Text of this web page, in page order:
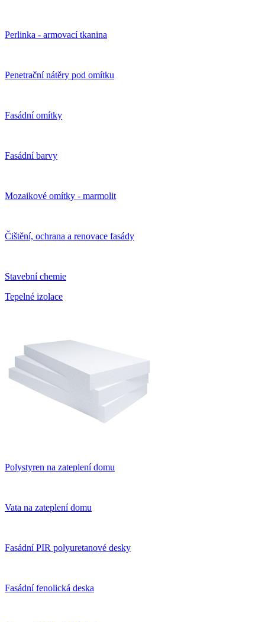
Perlinka - armovací tkanina
Penetrační nátěry pod omítku
Fasádní omítky
Fasádní barvy
Mozaikové omítky - marmolit
Čištění, ochrana a renovace fasády
Stavební chemie
Tepelné izolace
Polystyren na zateplení domu
Vata na zateplení domu
Fasádní PIR polyuretanové desky
Fasádní fenolická deska